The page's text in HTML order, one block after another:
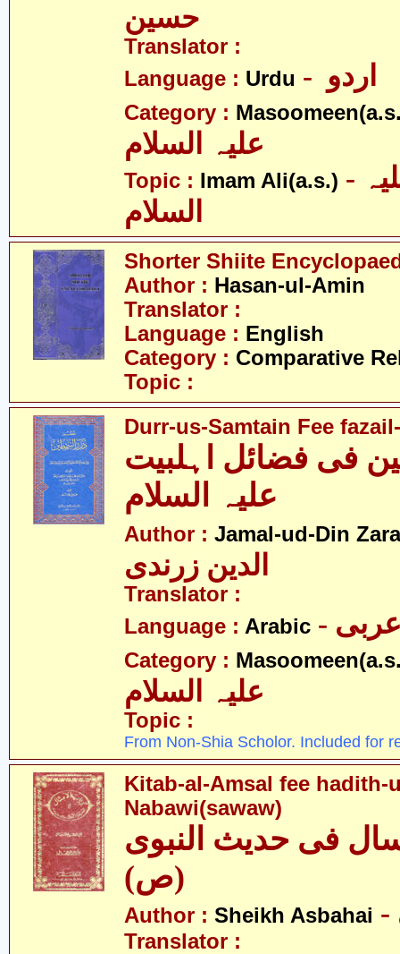
حسین
Translator :
Language : Urdu
Category :
Topic : Imam Ali(a.s.) - امام علی علیہ
السلام
Shorter Shiite
Author : Hasan-ul-Amin
Translator :
Language : English
Category : Comparative
Topic :
Durr-us-Samtain Fee
فی فضائل اہلبیت
علیہ السلام
Author : Jamal-ud-Din
الدین زرندی
Translator :
Language : Arabic عربی
Category :
Topic :
From Non-Shia Scholor. Included for
Kitab-al-Amsal fee hadith-
Nabawi(sawaw)
فی حدیث النبوی
(ص)
Author : Sheikh Asbahai
Translator :